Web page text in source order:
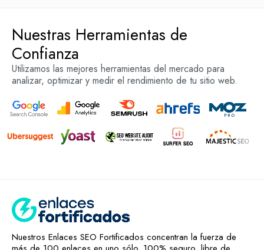
Hablemos por WhatsApp
Nuestras Herramientas de
Confianza
Utilizamos las mejores herramientas del mercado para
analizar, optimizar y medir el rendimiento de tu sitio web.
Nuestros Enlaces SEO Fortificados concentran la fuerza de